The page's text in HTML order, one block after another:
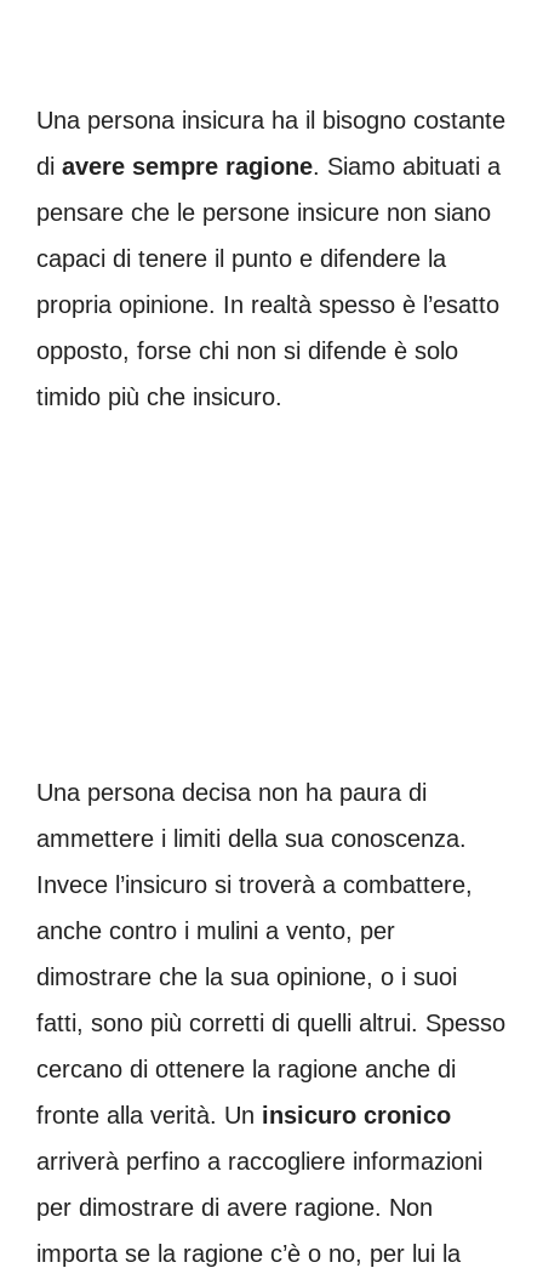
Una persona insicura ha il bisogno costante
di avere sempre ragione. Siamo abituati a
pensare che le persone insicure non siano
capaci di tenere il punto e difendere la
propria opinione. In realtà spesso è l’esatto
opposto, forse chi non si difende è solo
timido più che insicuro.
Una persona decisa non ha paura di
ammettere i limiti della sua conoscenza.
Invece l’insicuro si troverà a combattere,
anche contro i mulini a vento, per
dimostrare che la sua opinione, o i suoi
fatti, sono più corretti di quelli altrui. Spesso
cercano di ottenere la ragione anche di
fronte alla verità. Un insicuro cronico
arriverà perfino a raccogliere informazioni
per dimostrare di avere ragione. Non
importa se la ragione c’è o no, per lui la